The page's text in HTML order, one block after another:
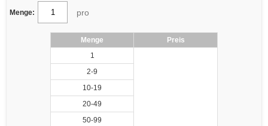
Menge: pro
Menge
Preis
1
2-9
10-19
20-49
50-99